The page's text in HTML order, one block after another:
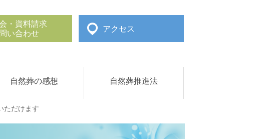
・資料請求
い合わせ
アクセス
自然葬の感想 自然葬推進法
ただけます